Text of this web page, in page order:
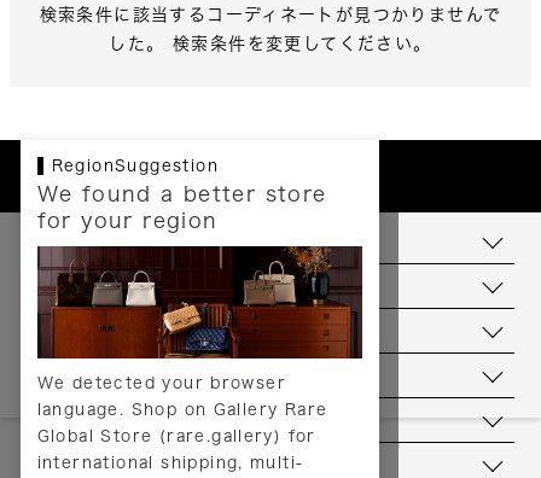
検索条件に該当するコーディネートが見つかりませんで
した。 検索条件を変更してください。
RegionSuggestion
We found a better store
for your region
We detected your browser
language. Shop on Gallery Rare
Global Store (rare.gallery) for
international shipping, multi-
お支払いについて
配送について
送料について
返品について
ヘルプ